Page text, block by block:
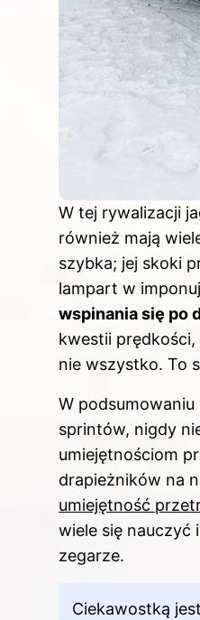
W tej rywalizacji
również mają
szybka; jej skoki
lampart w
wspinania się po
kwestii
nie wszystko. To
W
sprintów, nigdy
umiejętnościom
drapieżników na
umiejętność
wiele się nauczyć
zegarze.
Ciekawostką